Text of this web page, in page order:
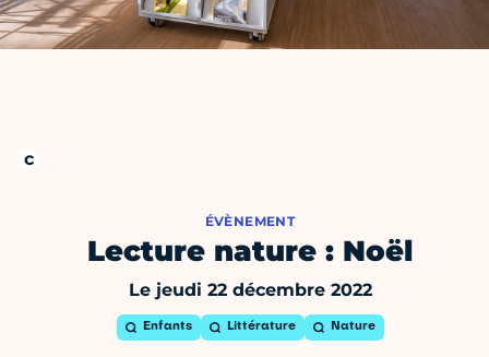
ÉVÈNEMENT
Lecture nature : Noël
Le jeudi 22 décembre 2022
Enfants Littérature Nature